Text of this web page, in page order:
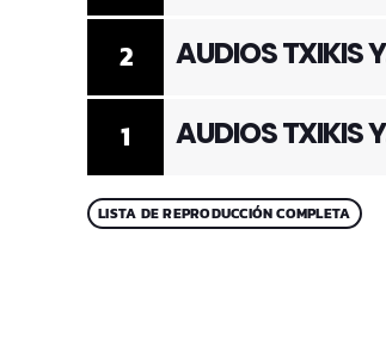
1 AUDIOS TXIKIS Y
2 AUDIOS TXIKIS Y
LISTA DE REPRODUCCIÓN COMPLETA